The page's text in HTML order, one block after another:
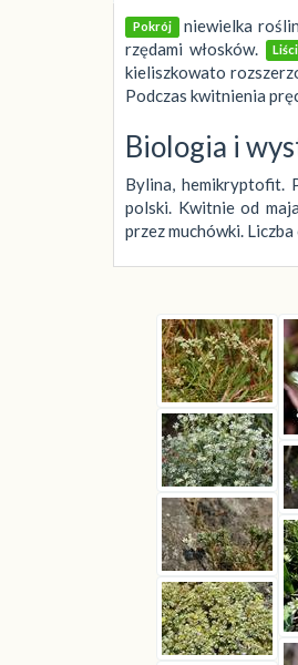
Pokrój niewielka
rzędami włosków.
kieliszkowato
Podczas kwitnienia
Biologia i
Bylina, hemikryptofit.
polski. Kwitnie od
przez muchówki.